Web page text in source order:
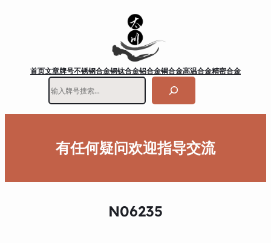
首页文章牌号不锈钢合金钢钛合金铝合金铜合金高温合金精密合金
有任何疑问欢迎指导交流
N06235